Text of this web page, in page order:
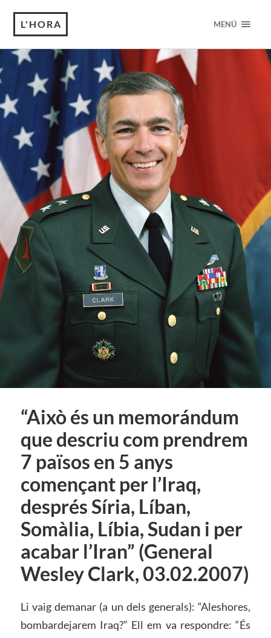
L'HORA MENÚ
“Això és un memorándum
que descriu com prendrem
7 països en 5 anys
començant per l’Iraq,
després Síria, Líban,
Somàlia, Líbia, Sudan i per
acabar l’Iran” (General
Wesley Clark, 03.02.2007)
Li vaig demanar (a un dels generals): “Aleshores,
bombardejarem Iraq?” Ell em va respondre: “És